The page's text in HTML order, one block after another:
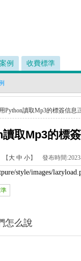
例 收費標準
Python讀取Mp3的標簽信息
取Mp3的標
大 中 小】 發布時間:
style/images/
怎么說